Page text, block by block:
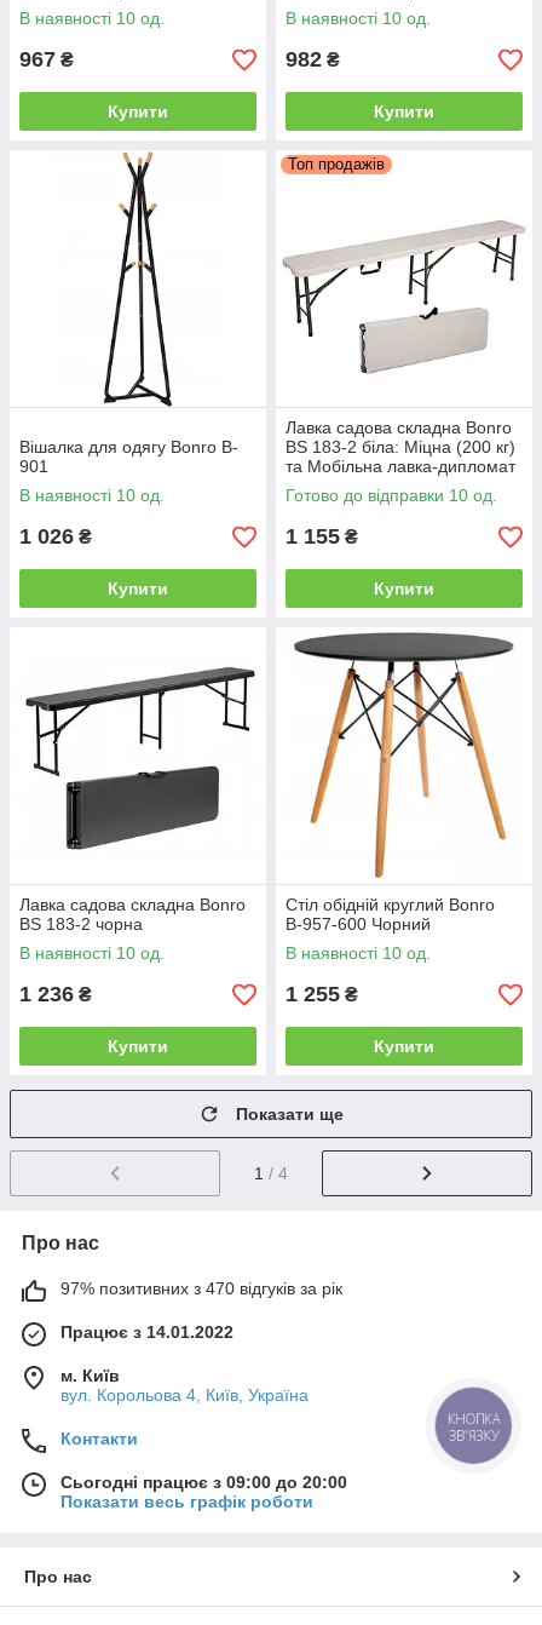
В наявності 10 од.
967 ₴
Купити
В наявності 10 од.
982 ₴
Купити
Вішалка для одягу Bonro B-
901
В наявності 10 од.
1 026 ₴
Купити
Топ продажів
Лавка садова складна Bonro
BS 183-2 біла: Міцна (200 кг)
та Мобільна лавка-дипломат
для дому, саду та виїзних
заходів
Готово до відправки 10 од.
1 155 ₴
Купити
Лавка садова складна Bonro
BS 183-2 чорна
В наявності 10 од.
1 236 ₴
Купити
Стіл обідній круглий Bonro
В-957-600 Чорний
В наявності 10 од.
1 255 ₴
Купити
Показати ще
1 / 4
Про нас
97% позитивних з 470 відгуків за рік
Працює з 14.01.2022
м. Київ
вул. Корольова 4, Київ, Україна
Контакти
Сьогодні працює з 09:00 до 20:00
Показати весь графік роботи
Про нас
КНОПКА
ЗВ'ЯЗКУ